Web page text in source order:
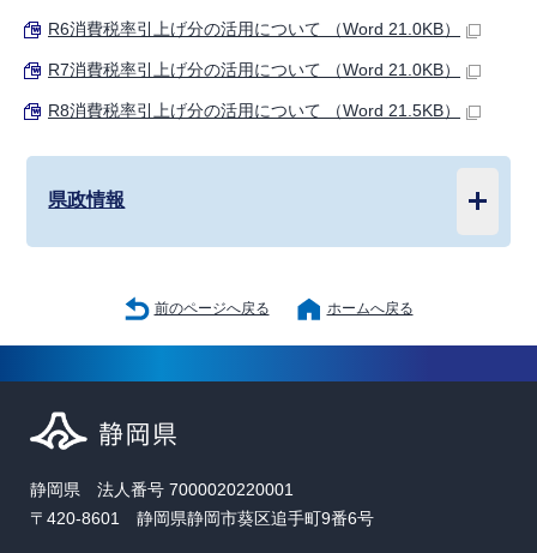
R6消費税率引上げ分の活用について （Word 21.0KB）
R7消費税率引上げ分の活用について （Word 21.0KB）
R8消費税率引上げ分の活用について （Word 21.5KB）
県政情報
前のページへ戻る ホームへ戻る
静岡県 法人番号 7000020220001
〒420-8601 静岡県静岡市葵区追手町9番6号